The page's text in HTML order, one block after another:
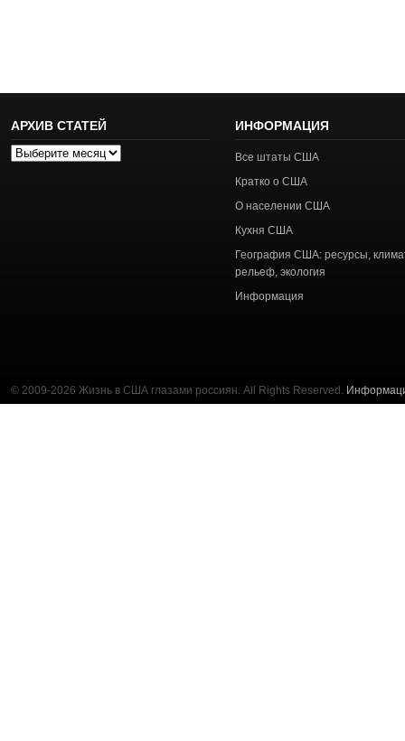
АРХИВ СТАТЕЙ
Архив
ИНФОРМАЦИЯ
Все штаты США
Кратко о США
О населении США
Кухня США
География США: ресурсы,
рельеф, экология
Информация
© 2009-2026 Жизнь в США глазами россиян. All Rights Reserved.